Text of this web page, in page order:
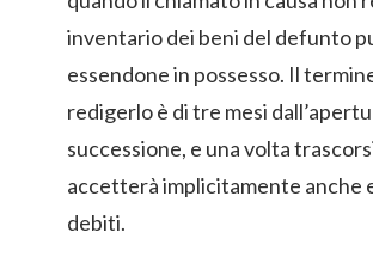
inventario dei beni del defunto
essendone in possesso. Il
redigerlo è di tre mesi
successione, e una volta
accetterà implicitamente anche
debiti.